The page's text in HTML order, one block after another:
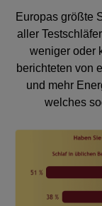
Europas größte
aller
weniger oder
berichteten von
und mehr
welches